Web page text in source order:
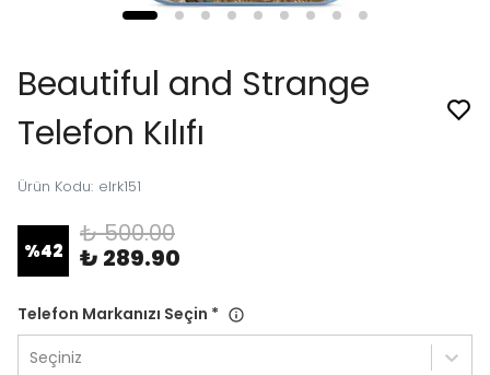
Beautiful and Strange
Telefon Kılıfı
Ürün Kodu: elrk151
%42
₺ 500.00
₺ 289.90
Telefon Markanızı Seçin *
Seçiniz